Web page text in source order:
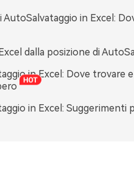
in Excel:
dalla posizione di
in Excel: Dove trovare
in Excel: Suggerimenti